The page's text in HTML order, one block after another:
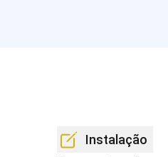
Instalação